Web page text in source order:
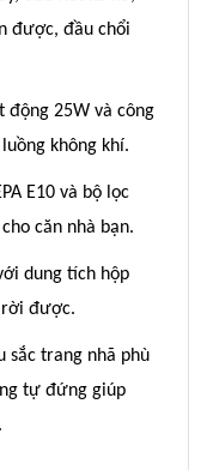
được, đầu chổi
động 25W và công
không khí.
E10 và bộ lọc
căn nhà bạn.
dung tích hộp
rời được.
sắc trang nhã phù
tự đứng giúp